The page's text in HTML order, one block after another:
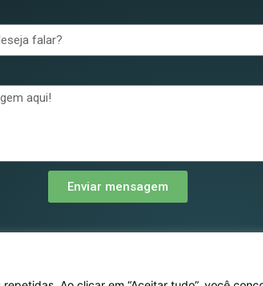
Enviar mensagem